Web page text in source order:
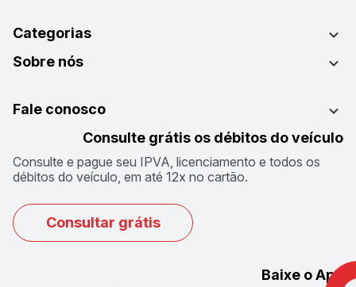
Categorias
Sobre nós
Fale conosco
Consulte grátis os débitos do veículo
Consulte e pague seu IPVA, licenciamento e todos os
débitos do veículo, em até 12x no cartão.
Consultar grátis
Baixe o App